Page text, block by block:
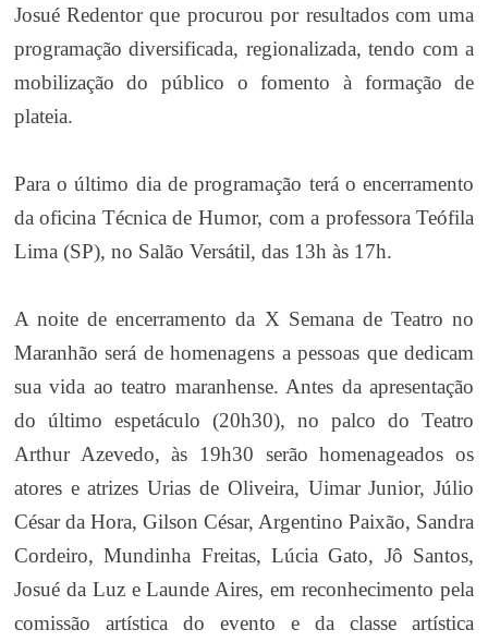
Josué Redentor que procurou por resultados com uma
programação diversificada, regionalizada, tendo com a
mobilização do público o fomento à formação de
plateia.
Para o último dia de programação terá o encerramento
da oficina Técnica de Humor, com a professora Teófila
Lima (SP), no Salão Versátil, das 13h às 17h.
A noite de encerramento da X Semana de Teatro no
Maranhão será de homenagens a pessoas que dedicam
sua vida ao teatro maranhense. Antes da apresentação
do último espetáculo (20h30), no palco do Teatro
Arthur Azevedo, às 19h30 serão homenageados os
atores e atrizes Urias de Oliveira, Uimar Junior, Júlio
César da Hora, Gilson César, Argentino Paixão, Sandra
Cordeiro, Mundinha Freitas, Lúcia Gato, Jô Santos,
Josué da Luz e Launde Aires, em reconhecimento pela
comissão artística do evento e da classe artística